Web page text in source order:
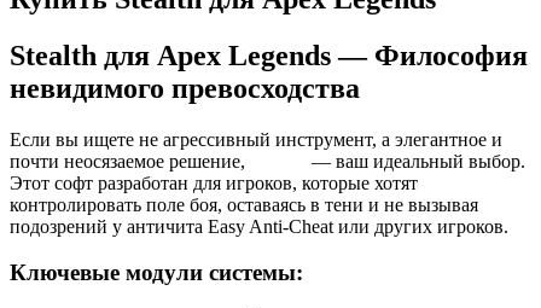
Stealth для Apex Legends — Философия
невидимого превосходства
Если вы ищете не агрессивный инструмент, а элегантное и
почти неосязаемое решение,
— ваш идеальный выбор.
Этот софт разработан для игроков, которые хотят
контролировать поле боя, оставаясь в тени и не вызывая
подозрений у античита Easy Anti-Cheat или других игроков.
Ключевые модули системы: